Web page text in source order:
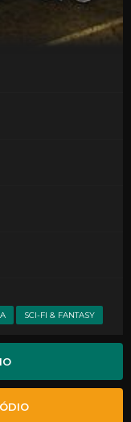
SCI-FI & FANTASY